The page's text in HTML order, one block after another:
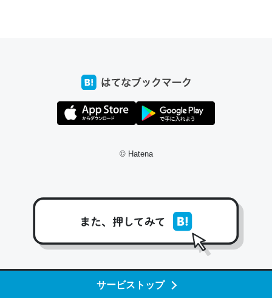
サービストップ
これ作ろう。/早速夕食に作った！本当にスナップえんどう
ットペッパーグルメ
けど、読み方が違うだけで同じものを指すのか、また違う
© Hatena